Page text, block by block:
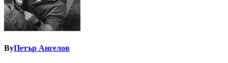
ByПетър Ангелов